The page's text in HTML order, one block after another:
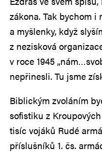
zákona. Tak bychom
a myšlenky, když
z nezisková
v roce 1945
nepřinesli. Tu jsme
Biblickým zvoláním
sofistiku z
tisíc vojáků Rudé
příslušníků 1. čs.